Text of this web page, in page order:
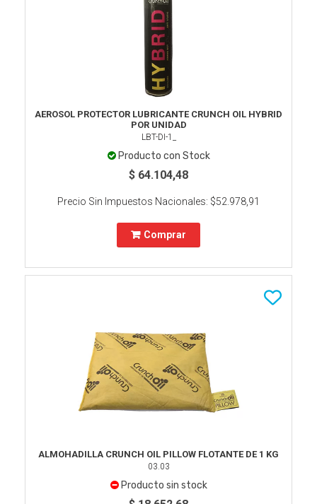
AEROSOL PROTECTOR LUBRICANTE CRUNCH OIL HYBRID
POR UNIDAD
LBT-DI-1_
Producto con Stock
$ 64.104,48
Precio Sin Impuestos Nacionales: $52.978,91
Comprar
ALMOHADILLA CRUNCH OIL PILLOW FLOTANTE DE 1 KG
03.03
Producto sin stock